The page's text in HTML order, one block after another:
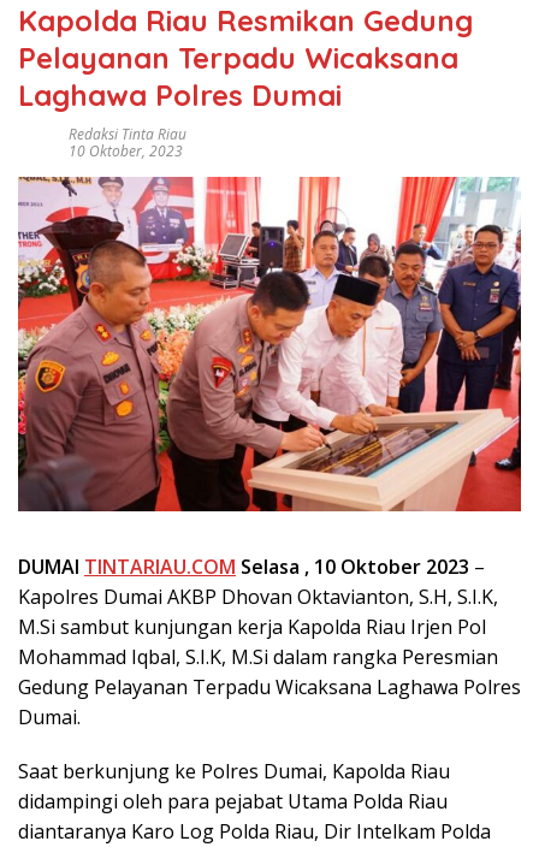
Kapolda Riau Resmikan Gedung
Pelayanan Terpadu Wicaksana
Laghawa Polres Dumai
Redaksi Tinta Riau
10 Oktober, 2023
DUMAI TINTARIAU.COM Selasa , 10 Oktober 2023 –
Kapolres Dumai AKBP Dhovan Oktavianton, S.H, S.I.K,
M.Si sambut kunjungan kerja Kapolda Riau Irjen Pol
Mohammad Iqbal, S.I.K, M.Si dalam rangka Peresmian
Gedung Pelayanan Terpadu Wicaksana Laghawa Polres
Dumai.
Saat berkunjung ke Polres Dumai, Kapolda Riau
didampingi oleh para pejabat Utama Polda Riau
diantaranya Karo Log Polda Riau, Dir Intelkam Polda